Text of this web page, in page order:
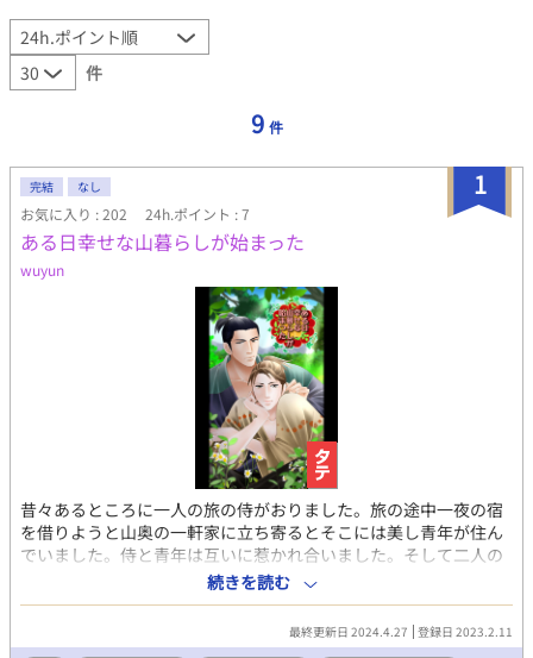
件
9 件
1
完結 なし
お気に入り : 202 24h.ポイント : 7
ある日幸せな山暮らしが始まった
wuyun
昔々あるところに一人の旅の侍がおりました。旅の途中一夜の宿
を借りようと山奥の一軒家に立ち寄るとそこには美し青年が住ん
でいました。侍と青年は互いに惹かれ合いました。そして二人の
幸せな山暮らしが始まるのでした。
✼••┈┈┈┈••✼••┈┈┈┈••✼ こちらの物語は完結しました。 あ
りがとうございました (⋆ᴗ͈ˬᴗ͈)” ✼••┈┈┈┈••✼••┈┈┈┈••✼ この
作品は架空のファンタジー物語です。実際の人物・事件・歴史・
続きを読む
最終更新日 2024.4.27 登録日 2023.2.11